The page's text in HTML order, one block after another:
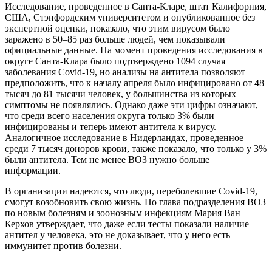
Исследование, проведенное в Санта-Кларе, штат Калифорния,
США, Стэнфордским университетом и опубликованное без
экспертной оценки, показало, что этим вирусом было
заражено в 50–85 раз больше людей, чем показывали
официальные данные. На момент проведения исследования в
округе Санта-Клара было подтверждено 1094 случая
заболевания Covid-19, но анализы на антитела позволяют
предположить, что к началу апреля было инфицировано от 48
тысяч до 81 тысячи человек, у большинства из которых
симптомы не появлялись. Однако даже эти цифры означают,
что среди всего населения округа только 3% были
инфицированы и теперь имеют антитела к вирусу.
Аналогичное исследование в Нидерландах, проведенное
среди 7 тысяч доноров крови, также показало, что только у 3%
были антитела. Тем не менее ВОЗ нужно больше
информации.
В организации надеются, что люди, переболевшие Covid-19,
смогут возобновить свою жизнь. Но глава подразделения ВОЗ
по новым болезням и зоонозным инфекциям Мария Ван
Керхов утверждает, что даже если тесты показали наличие
антител у человека, это не доказывает, что у него есть
иммунитет против болезни.